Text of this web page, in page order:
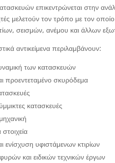
επικεντρώνεται στην
μελετούν τον τρόπο με τον
σεισμών, ανέμου και άλλων
αντικείμενα περιλαμβάνουν:
των κατασκευών
προεντεταμένο σκυρόδεμα
κατασκευές
ενίσχυση υφιστάμενων κτιρίων
και ειδικών τεχνικών έργων